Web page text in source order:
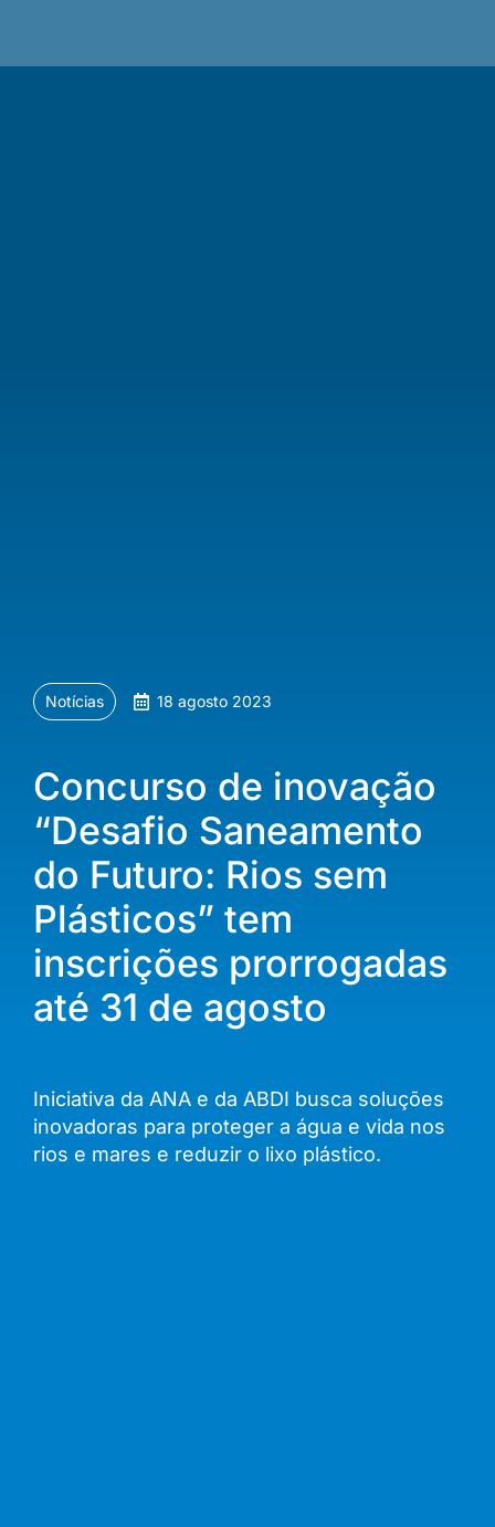
Notícias 18 agosto 2023
Concurso de inovação
“Desafio Saneamento
do Futuro: Rios sem
Plásticos” tem
inscrições prorrogadas
até 31 de agosto
Iniciativa da ANA e da ABDI busca soluções
inovadoras para proteger a água e vida nos
rios e mares e reduzir o lixo plástico.